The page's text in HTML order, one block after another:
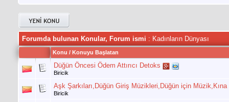
Forumda bulunan Konular, Forum ismi : Kadınların Dünyası
Konu / Konuyu Başlatan
Düğün Öncesi Ödem Attırıcı Detoks
Biricik
Aşk Şarkıları,Düğün Giriş Müzikleri,Düğün için
Biricik